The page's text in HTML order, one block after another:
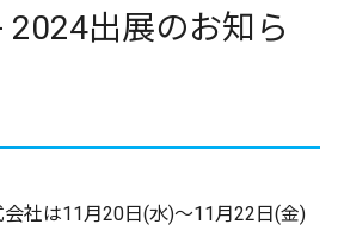
2024出展のお知ら
社は11月20日(水)～11月22日(金)